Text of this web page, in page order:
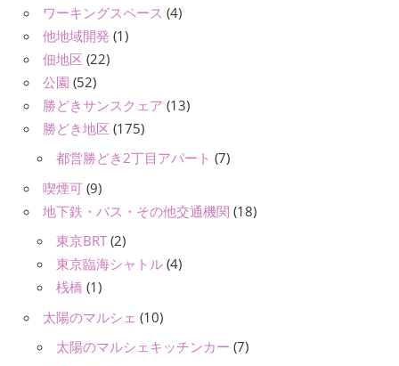
ワーキングスペース (4)
他地域開発 (1)
佃地区 (22)
公園 (52)
勝どきサンスクェア (13)
勝どき地区 (175)
都営勝どき2丁目アパート (7)
喫煙可 (9)
地下鉄・バス・その他交通機関 (18)
東京BRT (2)
東京臨海シャトル (4)
桟橋 (1)
太陽のマルシェ (10)
太陽のマルシェキッチンカー (7)